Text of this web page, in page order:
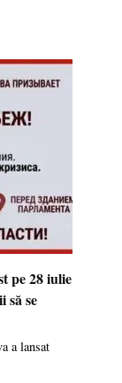
pe 28 iulie
să se
a lansat